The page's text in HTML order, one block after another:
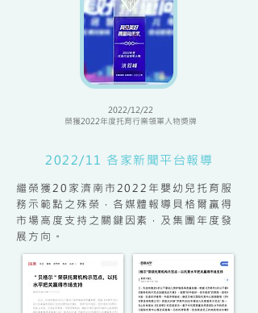
2022/12/22
榮獲2022年度托育行業領軍人物獎牌
2022/11 各家新聞平台報導
繼榮獲20家濟南市2022年嬰幼兒托育服
務示範點之殊榮，各媒體報導貝格爾贏得
市場高度支持之關鍵因素，及集團年度發
展方向。